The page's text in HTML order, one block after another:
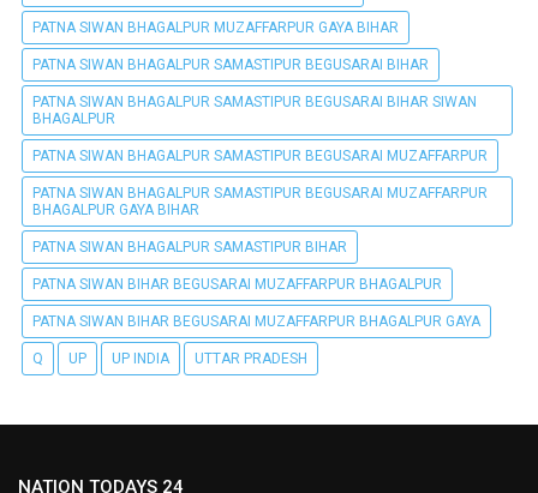
PATNA SIWAN BHAGALPUR MUZAFFARPUR GAYA BIHAR
PATNA SIWAN BHAGALPUR SAMASTIPUR BEGUSARAI BIHAR
PATNA SIWAN BHAGALPUR SAMASTIPUR BEGUSARAI BIHAR SIWAN
BHAGALPUR
PATNA SIWAN BHAGALPUR SAMASTIPUR BEGUSARAI MUZAFFARPUR
PATNA SIWAN BHAGALPUR SAMASTIPUR BEGUSARAI MUZAFFARPUR
BHAGALPUR GAYA BIHAR
PATNA SIWAN BHAGALPUR SAMASTIPUR BIHAR
PATNA SIWAN BIHAR BEGUSARAI MUZAFFARPUR BHAGALPUR
PATNA SIWAN BIHAR BEGUSARAI MUZAFFARPUR BHAGALPUR GAYA
Q UP UP INDIA UTTAR PRADESH
NATION TODAYS 24